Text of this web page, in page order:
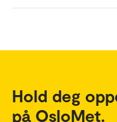
Hold deg
på OsloMet.